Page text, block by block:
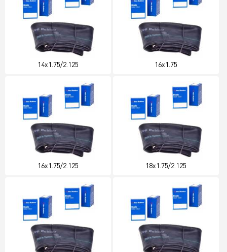
14x1.75/2.125 16x1.75
16x1.75/2.125 18x1.75/2.125